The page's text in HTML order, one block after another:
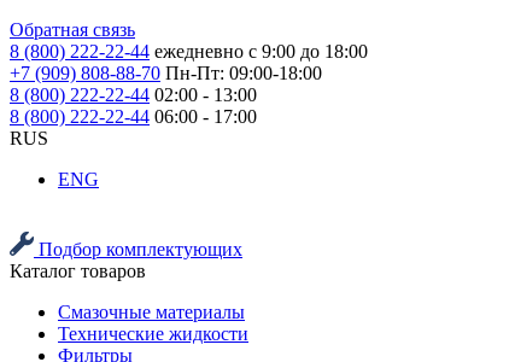
Обратная связь
8 (800) 222-22-44 ежедневно с 9:00 до 18:00
+7 (909) 808-88-70 Пн-Пт: 09:00-18:00
8 (800) 222-22-44 02:00 - 13:00
8 (800) 222-22-44 06:00 - 17:00
RUS
ENG
Подбор комплектующих
Каталог товаров
Смазочные материалы
Технические жидкости
Фильтры